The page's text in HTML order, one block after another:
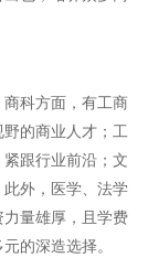
科方面，有工商
的商业人才；工
跟行业前沿；文
外，医学、法学
量雄厚，且学费
的深造选择。